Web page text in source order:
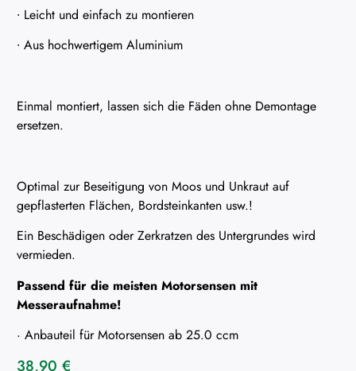
∙ Leicht und einfach zu montieren
∙ Aus hochwertigem Aluminium
Einmal montiert, lassen sich die Fäden ohne Demontage
ersetzen.
Optimal zur Beseitigung von Moos und Unkraut auf
gepflasterten Flächen, Bordsteinkanten usw.!
Ein Beschädigen oder Zerkratzen des Untergrundes wird
vermieden.
Passend für die meisten Motorsensen mit
Messeraufnahme!
· Anbauteil für Motorsensen ab 25.0 ccm
38,90 €